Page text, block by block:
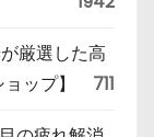
厳選した高
ップ】
711